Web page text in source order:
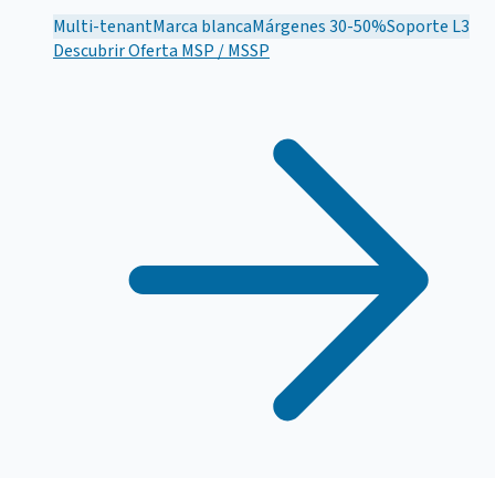
Multi-tenantMarca blancaMárgenes 30-50%Soporte L3
DescubrirOferta MSP / MSSP